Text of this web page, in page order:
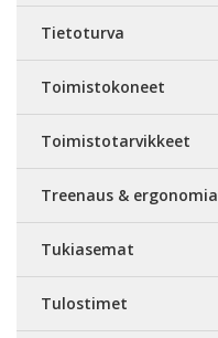
Tietoturva
Toimistokoneet
Toimistotarvikkeet
Treenaus & ergonomia
Tukiasemat
Tulostimet